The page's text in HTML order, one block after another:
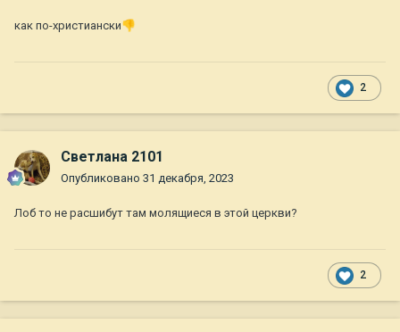
как по-христиански👎
2
Светлана 2101
Опубликовано 31 декабря, 2023
Лоб то не расшибут там молящиеся в этой церкви?
2